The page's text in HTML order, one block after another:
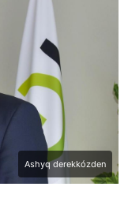
Ashyq derekkózden